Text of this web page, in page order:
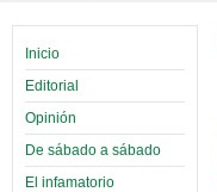
Inicio
Editorial
Opinión
De sábado a sábado
El infamatorio